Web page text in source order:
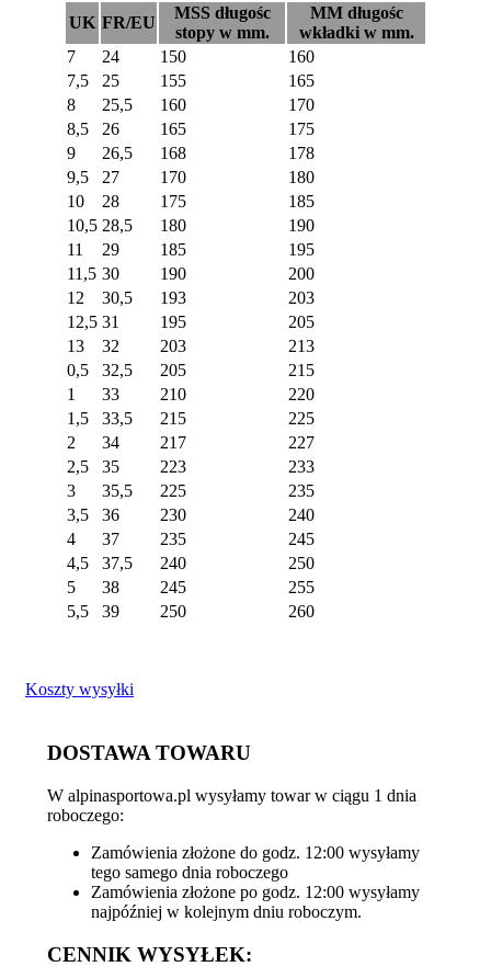
UK FR/EU
MSS długośc
stopy w mm.
MM długośc
wkładki w mm.
7
24 150
160
7,5
25 155
165
8
25,5 160
170
8,5
26 165
175
9
26,5 168
178
9,5
27 170
180
10
28 175
185
10,5 28,5 180
190
11
29 185
195
11,5 30 190
200
12
30,5 193
203
12,5 31 195
205
13
32 203
213
0,5
32,5 205
215
1
33 210
220
1,5
33,5 215
225
2
34 217
227
2,5
35 223
233
3
35,5 225
235
3,5
36 230
240
4
37 235
245
4,5
37,5 240
250
5
38 245
255
5,5
39 250 260
Koszty wysyłki
DOSTAWA TOWARU
W alpinasportowa.pl wysyłamy towar w ciągu 1 dnia
roboczego:
Zamówienia złożone do godz. 12:00 wysyłamy
tego samego dnia roboczego
Zamówienia złożone po godz. 12:00 wysyłamy
najpóźniej w kolejnym dniu roboczym.
CENNIK WYSYŁEK: